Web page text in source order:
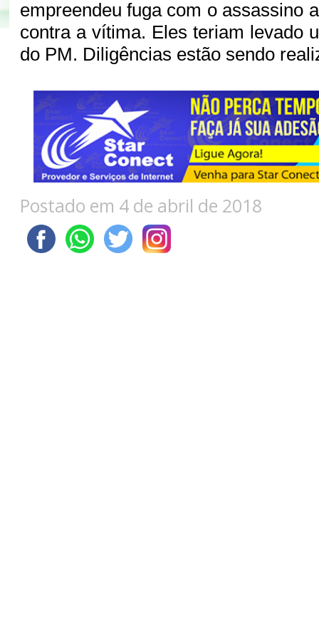
empreendeu fuga com o assassino
contra a vítima. Eles teriam levado
do PM. Diligências estão sendo
Postado em 4 de abril de 2018